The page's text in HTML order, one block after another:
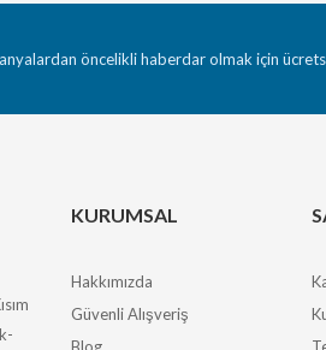
öncelikli haberdar olmak için
KURUMSAL
Hakkımızda
Güvenli Alışveriş